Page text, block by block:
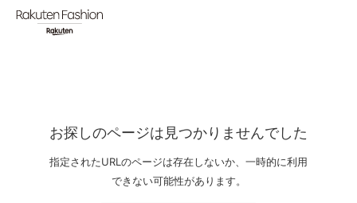
お探しのページは見つかりませんでした
指定されたURLのページは存在しないか、一時的に利用
できない可能性があります。